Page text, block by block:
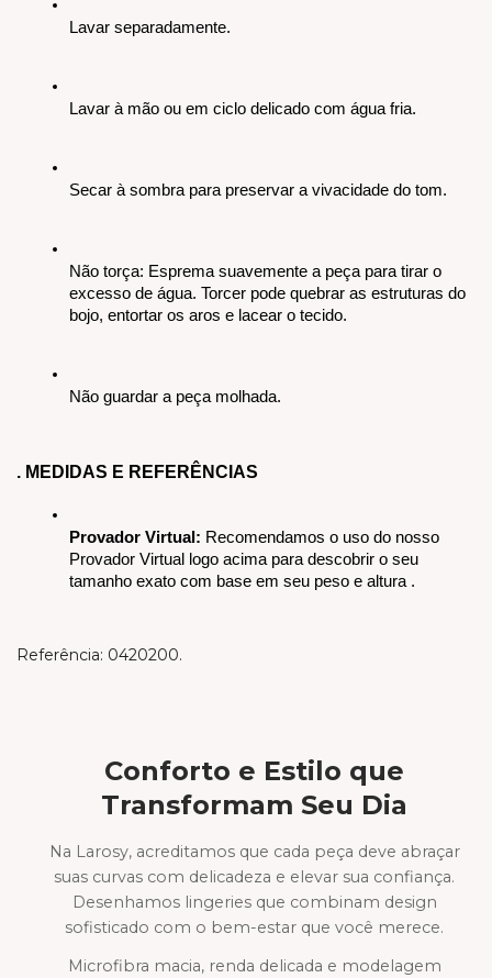
Lavar separadamente.
Lavar à mão ou em ciclo delicado com água fria.
Secar à sombra para preservar a vivacidade do tom.
Não torça: Esprema suavemente a peça para tirar o
excesso de água. Torcer pode quebrar as estruturas do
bojo, entortar os aros e lacear o tecido.
Não guardar a peça molhada.
. MEDIDAS E REFERÊNCIAS
Provador Virtual: Recomendamos o uso do nosso
Provador Virtual logo acima para descobrir o seu
tamanho exato com base em seu peso e altura .
Referência: 0420200.
Conforto e Estilo que
Transformam Seu Dia
Na Larosy, acreditamos que cada peça deve abraçar
suas curvas com delicadeza e elevar sua confiança.
Desenhamos lingeries que combinam design
sofisticado com o bem-estar que você merece.
Microfibra macia, renda delicada e modelagem